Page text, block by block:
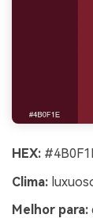
HEX:
Clima:
Melhor para: